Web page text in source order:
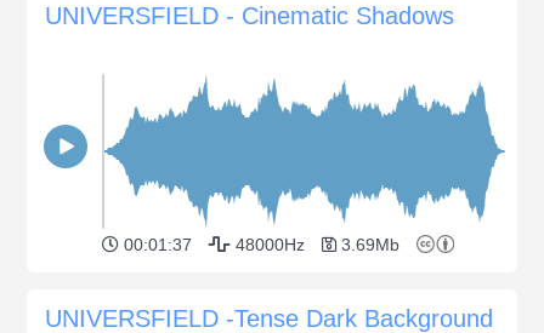
UNIVERSFIELD - Cinematic Shadows
00:01:37 48000Hz 3.69Mb
UNIVERSFIELD -Tense Dark Background